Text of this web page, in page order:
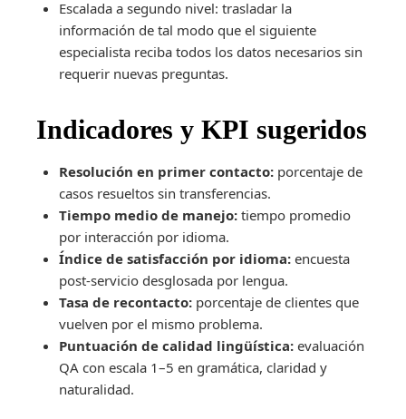
Escalada a segundo nivel: trasladar la
información de tal modo que el siguiente
especialista reciba todos los datos necesarios sin
requerir nuevas preguntas.
Indicadores y KPI sugeridos
Resolución en primer contacto: porcentaje de
casos resueltos sin transferencias.
Tiempo medio de manejo: tiempo promedio
por interacción por idioma.
Índice de satisfacción por idioma: encuesta
post-servicio desglosada por lengua.
Tasa de recontacto: porcentaje de clientes que
vuelven por el mismo problema.
Puntuación de calidad lingüística: evaluación
QA con escala 1–5 en gramática, claridad y
naturalidad.